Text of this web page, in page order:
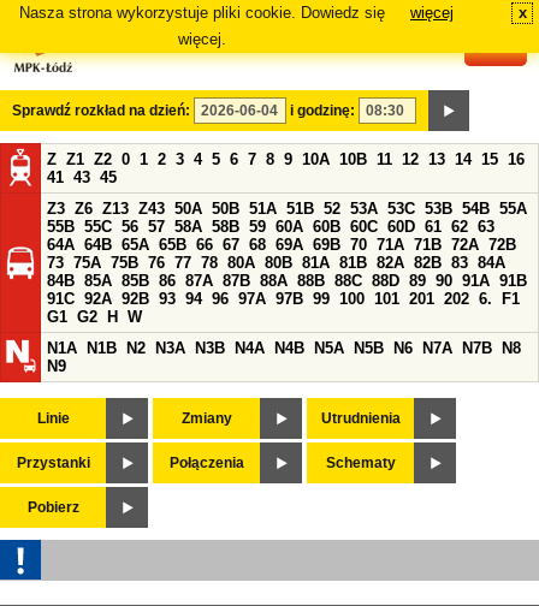
Nasza strona wykorzystuje pliki cookie. Dowiedz się
więcej.
więcej x
Sprawdź rozkład na dzień: i godzinę:
Z Z1 Z2 0 1 2 3 4 5 6 7 8 9 10A 10B 11 12 13 14 15 16
41 43 45
Z3 Z6 Z13 Z43 50A 50B 51A 51B 52 53A 53C 53B 54B 55A
55B 55C 56 57 58A 58B 59 60A 60B 60C 60D 61 62 63
64A 64B 65A 65B 66 67 68 69A 69B 70 71A 71B 72A 72B
73 75A 75B 76 77 78 80A 80B 81A 81B 82A 82B 83 84A
84B 85A 85B 86 87A 87B 88A 88B 88C 88D 89 90 91A 91B
91C 92A 92B 93 94 96 97A 97B 99 100 101 201 202 6.
F1
G1 G2 H
W
N1A
N1B N2 N3A N3B N4A N4B N5A N5B N6 N7A N7B
N8
N9
Linie Zmiany Utrudnienia
Przystanki Połączenia Schematy
Pobierz